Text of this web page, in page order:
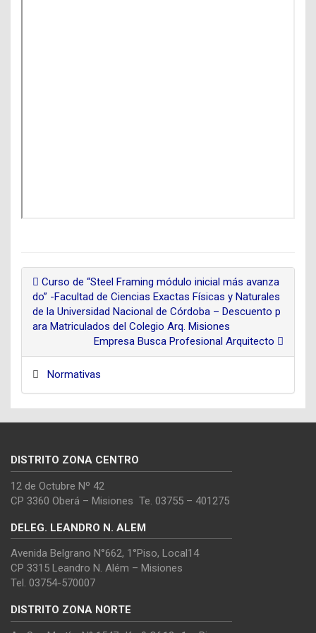
Curso de “Steel Framing módulo inicial más avanza
do” -Facultad de Ciencias Exactas Físicas y Naturales
de la Universidad Nacional de Córdoba – Descuento p
ara Matriculados del Colegio Arq. Misiones
Empresa Busca Profesional Arquitecto
Normativas
DISTRITO ZONA CENTRO
12 de Octubre Nº 42
CP 3360 Oberá – Misiones Te. 03755 – 401275
DELEG. LEANDRO N. ALEM
Avenida Belgrano N°662, 1°Piso, Local14
CP 3315 Leandro N. Além – Misiones
Tel. 03754-570007
DISTRITO ZONA NORTE